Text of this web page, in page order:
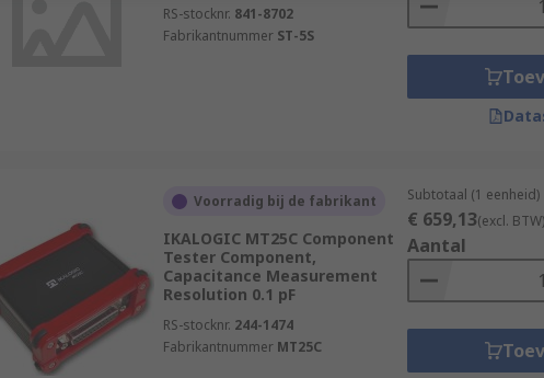
RS-stocknr. 841-8702
Fabrikantnummer ST-5S
Voorradig bij de fabrikant
IKALOGIC MT25C Component
Tester Component,
Capacitance Measurement
Resolution 0.1 pF
RS-stocknr. 244-1474
Fabrikantnummer MT25C
Subtotaal (1 eenheid)
€ 659,13(excl. BTW)
Aantal